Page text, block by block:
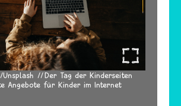
Der Tag der Kinderseiten
Angebote für Kinder im Internet